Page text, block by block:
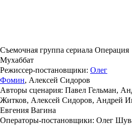
Съемочная группа сериала Операция
Мухаббат
Режиссер-постановщики: Олег
Фомин, Алексей Сидоров
Авторы сценария: Павел Гельман,
Житков, Алексей Сидоров, Андрей
Евгения Вагина
Операторы-постановщики: Олег